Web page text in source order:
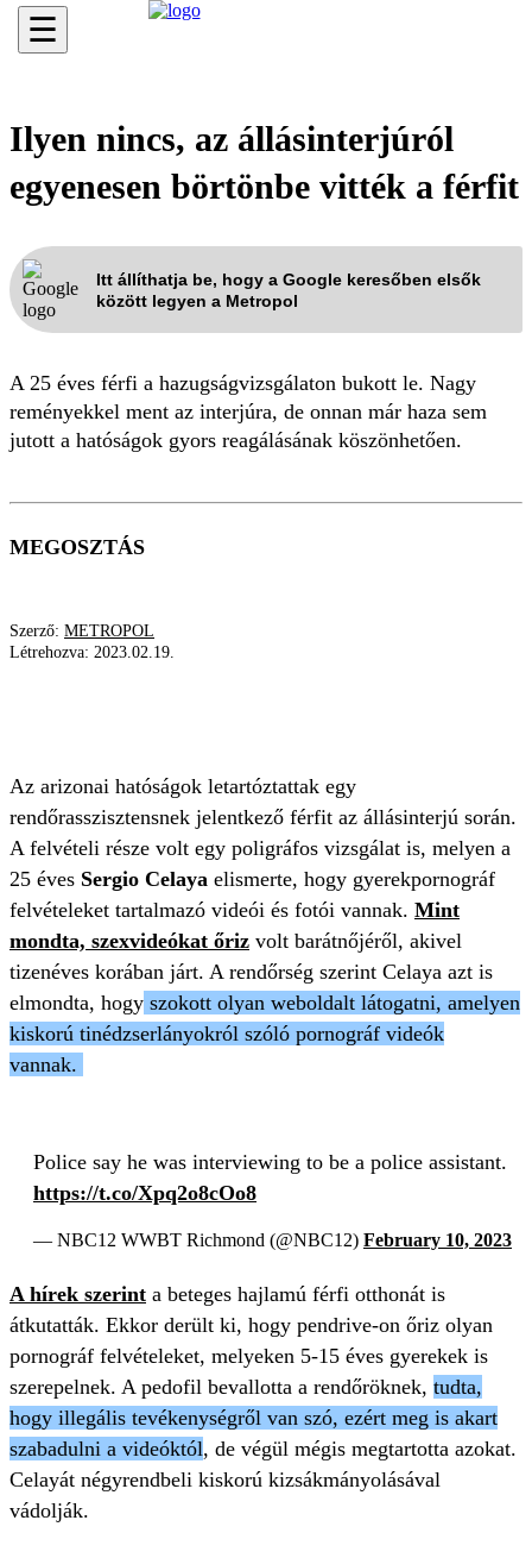
☰
Ilyen nincs, az állásinterjúról
egyenesen börtönbe vitték a férfit
Itt állíthatja be, hogy a Google keresőben elsők
között legyen a Metropol
A 25 éves férfi a hazugságvizsgálaton bukott le. Nagy
reményekkel ment az interjúra, de onnan már haza sem
jutott a hatóságok gyors reagálásának köszönhetően.
MEGOSZTÁS
Szerző: METROPOL
Létrehozva: 2023.02.19.
Az arizonai hatóságok letartóztattak egy
rendőrasszisztensnek jelentkező férfit az állásinterjú során.
A felvételi része volt egy poligráfos vizsgálat is, melyen a
25 éves Sergio Celaya elismerte, hogy gyerekpornográf
felvételeket tartalmazó videói és fotói vannak. Mint
mondta, szexvideókat őriz volt barátnőjéről, akivel
tizenéves korában járt. A rendőrség szerint Celaya azt is
elmondta, hogy szokott olyan weboldalt látogatni, amelyen
kiskorú tinédzserlányokról szóló pornográf videók
vannak.
Police say he was interviewing to be a police assistant.
https://t.co/Xpq2o8cOo8
— NBC12 WWBT Richmond (@NBC12) February 10, 2023
A hírek szerint a beteges hajlamú férfi otthonát is
átkutatták. Ekkor derült ki, hogy pendrive-on őriz olyan
pornográf felvételeket, melyeken 5-15 éves gyerekek is
szerepelnek. A pedofil bevallotta a rendőröknek, tudta,
hogy illegális tevékenységről van szó, ezért meg is akart
szabadulni a videóktól, de végül mégis megtartotta azokat.
Celayát négyrendbeli kiskorú kizsákmányolásával
vádolják.